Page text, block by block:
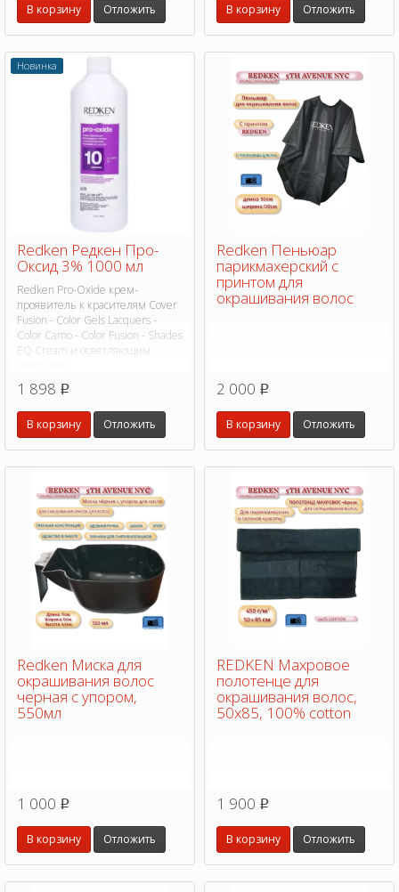
В корзину Отложить В корзину Отложить
Новинка
Redken Редкен Про-
Оксид 3% 1000 мл
Redken Pro-Oxide крем-
проявитель к красителям Cover
Fusion - Color Gels Lacquers -
Color Camo - Color Fusion - Shades
EQ Cream и осветляющим
1 898 p
В корзину Отложить
Redken Пеньюар
парикмахерский с
принтом для
окрашивания волос
2 000 p
В корзину Отложить
Redken Миска для
окрашивания волос
черная с упором,
550мл
1 000 p
В корзину Отложить
REDKEN Махровое
полотенце для
окрашивания волос,
50х85, 100% cotton
1 900 p
В корзину Отложить